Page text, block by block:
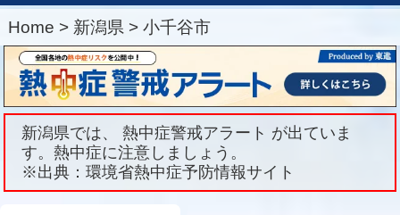
Home > 新潟県 > 小千谷市
新潟県では、 熱中症警戒アラート が出ていま
す。熱中症に注意しましょう。
※出典：環境省熱中症予防情報サイト